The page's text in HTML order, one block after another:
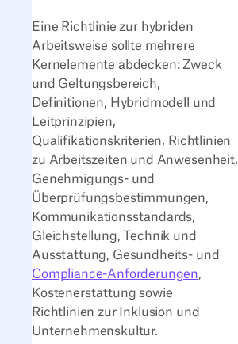
Eine Richtlinie zur hybriden
Arbeitsweise sollte mehrere
Kernelemente abdecken: Zweck
und Geltungsbereich,
Definitionen, Hybridmodell und
Leitprinzipien,
Qualifikationskriterien, Richtlinien
zu Arbeitszeiten und Anwesenheit,
Genehmigungs- und
Überprüfungsbestimmungen,
Kommunikationsstandards,
Gleichstellung, Technik und
Ausstattung, Gesundheits- und
Compliance-Anforderungen,
Kostenerstattung sowie
Richtlinien zur Inklusion und
Unternehmenskultur.